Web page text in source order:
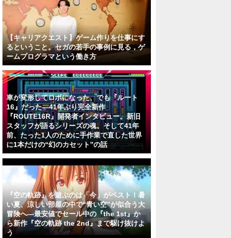
【キャリアクエスト】ゲーム作りを仕事にす
るということ。セガの若手の事例に見る，ゲ
ームプログラマという働き方
車が変形してロボになった、でも『ルート
16』だった―41年ぶり完全新作
『ROUTE16R』開発者インタビュー。新旧
スタッフが語るシリーズの魂。そして41年
前、たった1人のために手作業で直した世界
に1本だけの“幻のカセット”の話
『空の軌跡』を遊ぶのは「今」がベスト！暑
い夏、涼しい部屋の中で“青い空”が似合う大
冒険へ―最安値でセール中の『the 1st』か
ら新作『空の軌跡 the 2nd』まで駆け抜けよ
う